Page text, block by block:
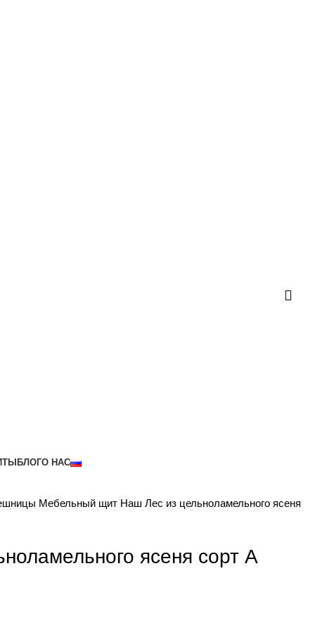
БЛОГО НАС
Мебельный щит Наш Лес из цельноламельного ясеня
ясеня сорт А